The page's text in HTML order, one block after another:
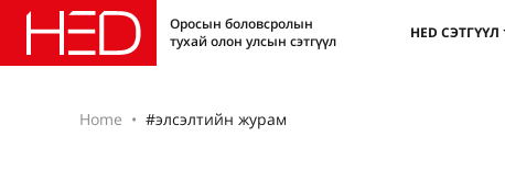
Оросын боловсролын
тухай олон улсын сэтгүүл
HED СЭТГҮҮЛ
Home #элсэлтийн журам